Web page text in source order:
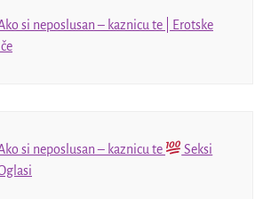
si neposlusan – kaznicu te | Erotske
si neposlusan – kaznicu te
Seksi